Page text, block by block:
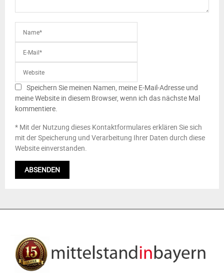
Speichern Sie meinen Namen, meine E-Mail-Adresse und
meine Website in diesem Browser, wenn ich das nächste Mal
kommentiere.
* Mit der Nutzung dieses Kontaktformulares erklären Sie sich
mit der Speicherung und Verarbeitung Ihrer Daten durch diese
Website einverstanden.